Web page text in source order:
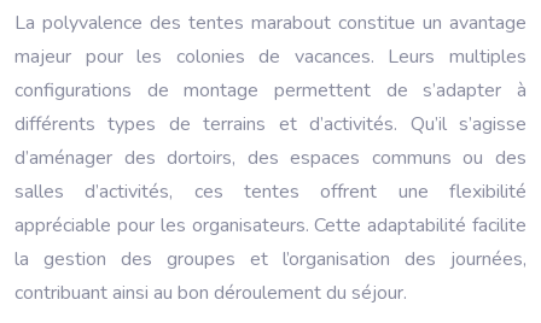
La polyvalence des tentes marabout constitue un avantage
majeur pour les colonies de vacances. Leurs multiples
configurations de montage permettent de s’adapter à
différents types de terrains et d’activités. Qu’il s’agisse
d’aménager des dortoirs, des espaces communs ou des
salles d’activités, ces tentes offrent une flexibilité
appréciable pour les organisateurs. Cette adaptabilité facilite
la gestion des groupes et l’organisation des journées,
contribuant ainsi au bon déroulement du séjour.